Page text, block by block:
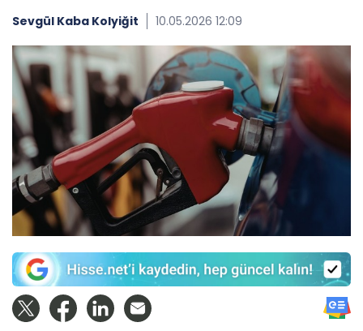
Sevgül Kaba Kolyiğit 10.05.2026 12:09